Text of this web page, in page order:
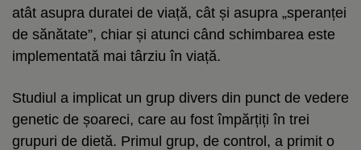
atât asupra duratei de viață, cât și asupra „speranței
de sănătate”, chiar și atunci când schimbarea este
implementată mai târziu în viață.
Studiul a implicat un grup divers din punct de vedere
genetic de șoareci, care au fost împărțiți în trei
grupuri de dietă. Primul grup, de control, a primit o